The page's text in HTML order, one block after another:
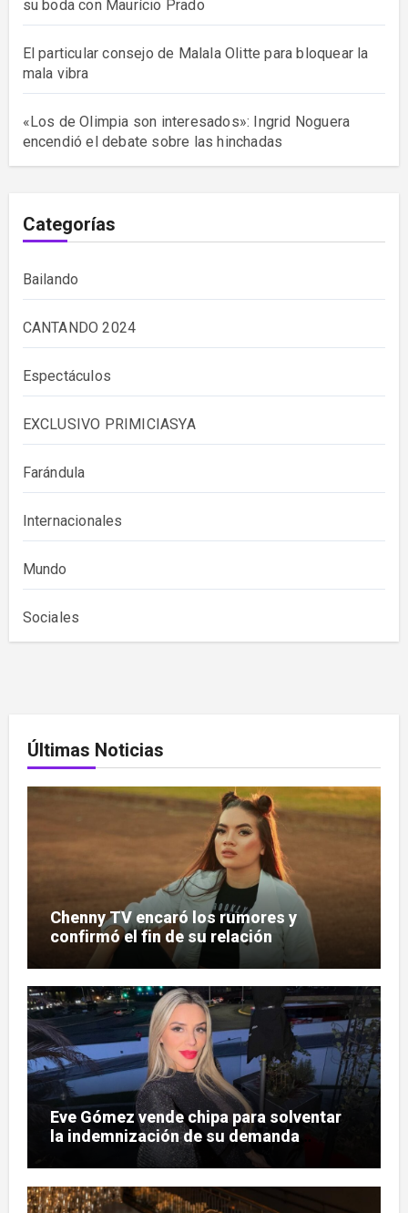
su boda con Maurício Prado
El particular consejo de Malala Olitte para bloquear la
mala vibra
«Los de Olimpia son interesados»: Ingrid Noguera
encendió el debate sobre las hinchadas
Categorías
Bailando
CANTANDO 2024
Espectáculos
EXCLUSIVO PRIMICIASYA
Farándula
Internacionales
Mundo
Sociales
Últimas Noticias
Chenny TV encaró los rumores y
confirmó el fin de su relación
Eve Gómez vende chipa para solventar
la indemnización de su demanda